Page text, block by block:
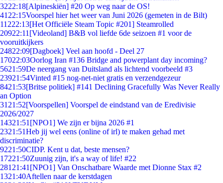
3222:18[Alpineskiën] #20 Op weg naar de OS!
41 22:15Voorspel hier het weer van Juni 2026 (gemeten in de Bilt)
11222:13[Het Officiële Steam Topic #201] Steamrolled
20922:11 [Videoland] B&B vol liefde 6de seizoen #1 voor de
vooruitkijkers
24822:09[Dagboek] Veel aan hoofd - Deel 27
17022:03Oorlog Iran #136 Bridge and powerplant day incoming?
5621:59De neergang van Duitsland als lichtend voorbeeld #3
23921:54Vinted #15 nog-net-niet gratis en verzendgezeur
8421:53[Britse politiek] #141 Declining Gracefully Was Never Really
an Option
31 21:52[Voorspellen] Voorspel de eindstand van de Eredivisie
2026/2027
14321:51 [NPO1] We zijn er bijna 2026 #1
2321:51Heb jij wel eens (online of irl) te maken gehad met
discriminatie?
9221:50CIDP. Kent u dat, beste mensen?
17221:50Zuunig zijn, it's a way of life! #22
281 21:41 [NPO1] Van Onschatbare Waarde met Dionne Stax #2
1321:40Aftellen naar de kerstdagen